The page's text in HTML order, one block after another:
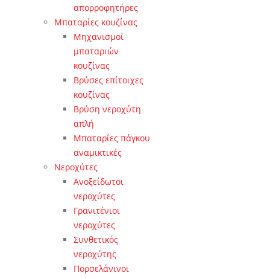
απορροφητήρες
Μπαταρίες κουζίνας
Μηχανισμοί
μπαταριών
κουζίνας
Βρύσες επίτοιχες
κουζίνας
Βρύση νεροχύτη
απλή
Μπαταρίες πάγκου
αναμικτικές
Νεροχύτες
Ανοξείδωτοι
νεροχύτες
Γρανιτένιοι
νεροχύτες
Συνθετικός
νεροχύτης
Πορσελάνινοι